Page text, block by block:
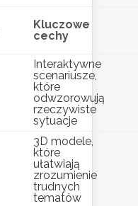
Kluczowe
cechy
Interaktywne
scenariusze,
które
odwzorowują
rzeczywiste
sytuacje
3D modele,
które
ułatwiają
zrozumienie
trudnych
tematów